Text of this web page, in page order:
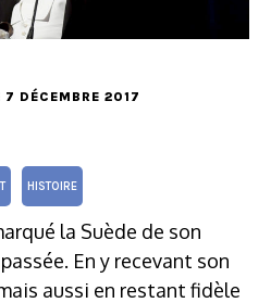
7 DÉCEMBRE 2017
HISTOIRE
la Suède de son
En y recevant son
aussi en restant fidèle